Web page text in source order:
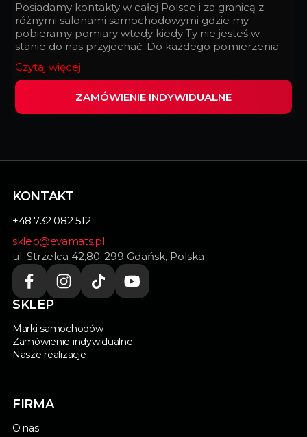
Posiadamy kontakty w całej Polsce i za granicą z
różnymi salonami samochodowymi gdzie my
pobieramy pomiary wtedy kiedy Ty nie jesteś w
stanie do nas przyjechać. Do każdego pomierzenia
zegarmistrz składa zegarek.
Wypełnij ten formularz i my zrealizujemy
indywidualnie dopasowane dywaniki do Twojego
Czytaj więcej
ZAMÓWIENIE INDYWIDUALNE
SKLEP
Marki samochodów
Zamówienie indywidualne
Nasze realizacje
FIRMA
O nas
KONTAKT
+48 732 082 512
sklep@evamats.pl
ul. Strzelca 42,80-299 Gdańsk, Polska